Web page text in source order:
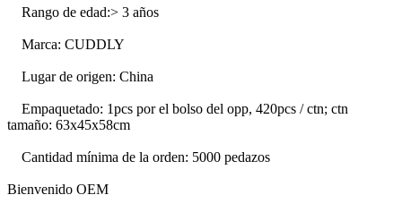
Rango de edad:> 3 años
Marca: CUDDLY
Lugar de origen: China
Empaquetado: 1pcs por el bolso del opp, 420pcs / ctn; ctn
tamaño: 63x45x58cm
Cantidad mínima de la orden: 5000 pedazos
Bienvenido OEM